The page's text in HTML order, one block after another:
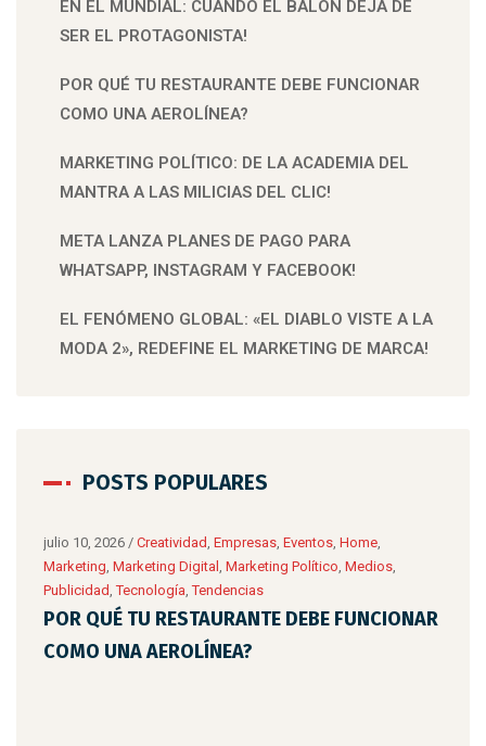
EN EL MUNDIAL: CUANDO EL BALÓN DEJA DE
SER EL PROTAGONISTA!
POR QUÉ TU RESTAURANTE DEBE FUNCIONAR
COMO UNA AEROLÍNEA?
MARKETING POLÍTICO: DE LA ACADEMIA DEL
MANTRA A LAS MILICIAS DEL CLIC!
META LANZA PLANES DE PAGO PARA
WHATSAPP, INSTAGRAM Y FACEBOOK!
EL FENÓMENO GLOBAL: «EL DIABLO VISTE A LA
MODA 2», REDEFINE EL MARKETING DE MARCA!
POSTS POPULARES
julio 10, 2026 / Creatividad Empresas Eventos Home
Marketing Marketing Digital Marketing Político Medios
Publicidad ,Tecnología ,Tendencias
POR QUÉ TU RESTAURANTE DEBE FUNCIONAR
COMO UNA AEROLÍNEA?